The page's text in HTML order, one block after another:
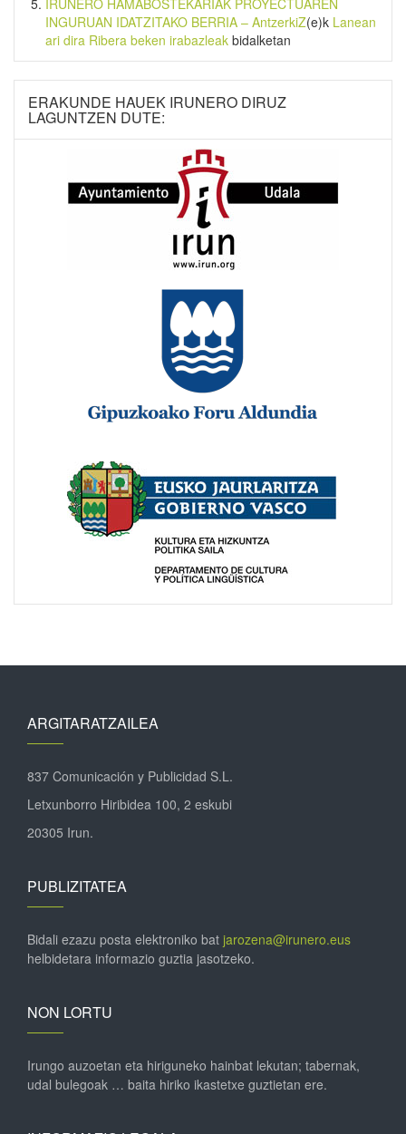
IRUNERO HAMABOSTEKARIAK PROYECTUAREN
INGURUAN IDATZITAKO BERRIA – AntzerkiZ(e)k Lanean
ari dira Ribera beken irabazleak bidalketan
ERAKUNDE HAUEK IRUNERO DIRUZ
LAGUNTZEN DUTE:
ARGITARATZAILEA
837 Comunicación y Publicidad S.L.
Letxunborro Hiribidea 100, 2 eskubi
20305 Irun.
PUBLIZITATEA
Bidali ezazu posta elektroniko bat jarozena@irunero.eus
helbidetara informazio guztia jasotzeko.
NON LORTU
Irungo auzoetan eta hiriguneko hainbat lekutan; tabernak,
udal bulegoak … baita hiriko ikastetxe guztietan ere.